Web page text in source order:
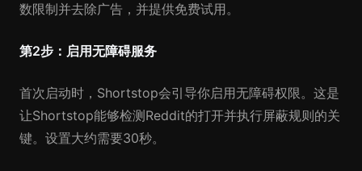
数限制并去除广告，并提供免费试用。
第2步：启用无障碍服务
首次启动时，Shortstop会引导你启用无障碍权限。这是
让Shortstop能够检测Reddit的打开并执行屏蔽规则的关
键。设置大约需要30秒。